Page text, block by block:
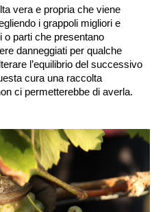
vera e propria che viene
i grappoli migliori e
o parti che presentano
danneggiati per qualche
l’equilibrio del successivo
cura una raccolta
ci permetterebbe di averla.